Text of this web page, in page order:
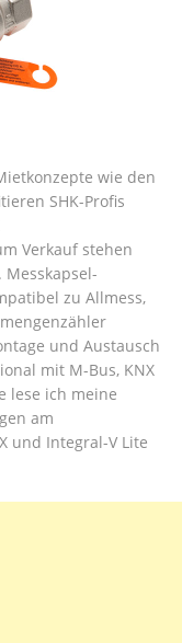
wie den
SHK-Profis
Verkauf stehen
zu Allmess,
und Austausch
mit M-Bus, KNX
lese ich meine
am
und Integral-V Lite